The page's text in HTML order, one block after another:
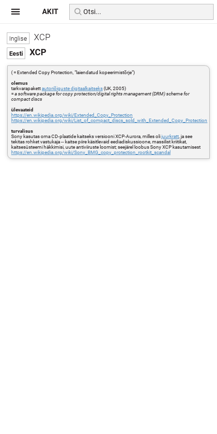
XCP
XCP
( = Extended Copy Protection, "laiendatud kopeerimistõrje")
olemus
tarkvarapakettautoriõiguste digitaalkaitseks(UK, 2005)
=a software package for copy protection/digital rights management (DRM) scheme for
compact discs
ülevaateid
https://en.wikipedia.org/wiki/Extended_Copy_Protection
https://en.wikipedia.org/wiki/List_of_compact_discs_sold_with_Extended_Copy_Protection
turvalisus
Sony kasutas oma CD-plaatide kaitseks versiooni XCP-Aurora, milles olijuurkratt , ja see
tekitas rohket vastukaja -- kaitse piire käsitlevaid eediadiskussioone, massilist kriitikat,
kaitsesüsteemi häkkimisi, uute antiviiruste loomist; seejärel loobus Sony XCP kasutamisest
https://en.wikipedia.org/wiki/Sony_BMG_copy_protection_rootkit_scandal
AKIT